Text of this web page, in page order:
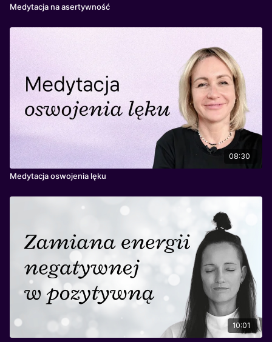
Medytacja na asertywność
08:30
Medytacja oswojenia lęku
10:01